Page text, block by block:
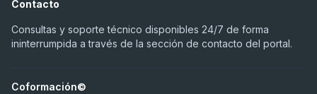
Contacto
Consultas y soporte técnico disponibles 24/7 de forma
ininterrumpida a través de la sección de contacto del portal.
Coformación©